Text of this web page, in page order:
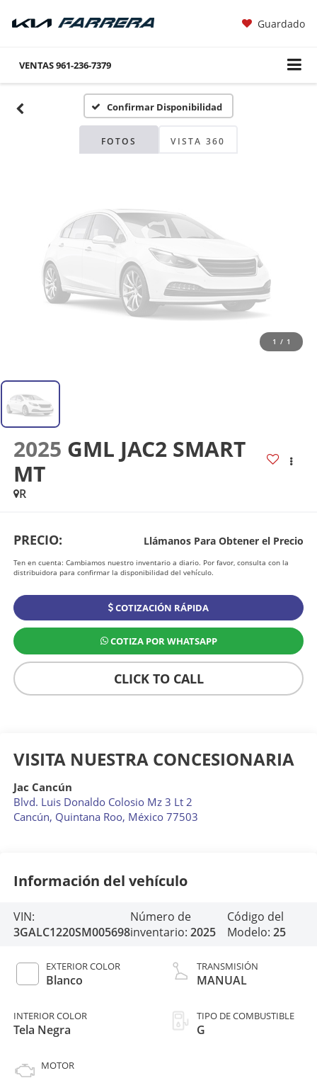
Guardado
VENTAS961-236-7379
Confirmar Disponibilidad
FOTOS VISTA 360
Fotos No
Disponibles
Por favor, revise luego
1 / 1
2025 GML JAC2 SMART
MT
R
PRECIO: Llámanos Para Obtener el Precio
Ten en cuenta: Cambiamos nuestro inventario a diario. Por favor, consulta con la
distribuidora para confirmar la disponibilidad del vehículo.
COTIZACIÓN RÁPIDA
COTIZA POR WHATSAPP
CLICK TO CALL
VISITA NUESTRA CONCESIONARIA
Jac Cancún
Blvd. Luis Donaldo Colosio Mz 3 Lt 2
Cancún, Quintana Roo, México 77503
Información del vehículo
VIN:
3GALC1220SM005698
Número de
inventario: 2025
Código del
Modelo: 25
EXTERIOR COLOR
Blanco
INTERIOR COLOR
Tela Negra
MOTOR
TRANSMISIÓN
MANUAL
TIPO DE COMBUSTIBLE
G